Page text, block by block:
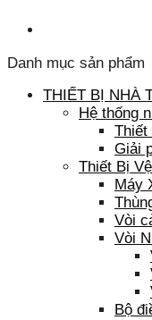
Danh mục sản phẩm
THIẾT BỊ NHÀ
Hệ thống
Thiết
Giải
Thiết Bị
Máy
Vòi
Vòi
Bộ